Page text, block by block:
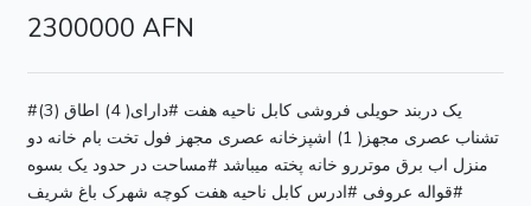
2300000 AFN
#یک دربند حویلی فروشی کابل ناحیه هفت #دارای( 4) اطاق (3)
تشناب عصری مجهز( 1) اشپزخانه عصری مجهز فول تخت بام خانه دو
منزل اب برق موتررو خانه پخته میباشد #مساحت در حدود یک بسوه
#قواله عروفی #ادرس کابل ناحیه هفت کوچه شهرک باغ شریف